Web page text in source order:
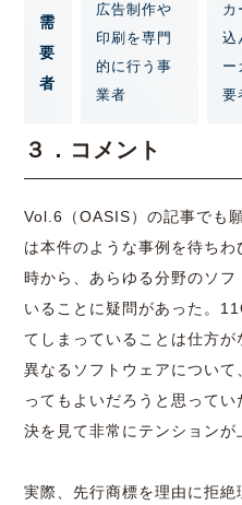
需
要
者
広告制作や
印刷を専門
的に行う事
業者
カ
込
ー
要
３．コメント
Vol.6（OASIS）の記事でも
は本件のような事例を待ち
時から、あらゆる分野のソ
いることに疑問があった。
てしまっていることは仕方が
異なるソフトウェアについ
ってもよいだろうと思って
決を見て非常にテンションが
実際、先行商標を理由に拒